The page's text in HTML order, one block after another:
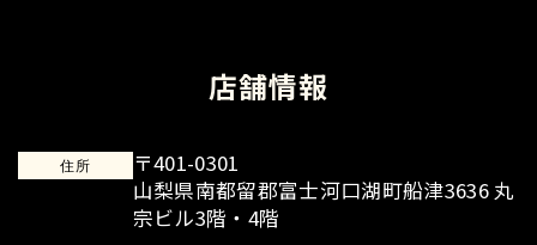
店舗情報
住所
〒401-0301
山梨県南都留郡富士河口湖町船津3636 丸
宗ビル3階・4階